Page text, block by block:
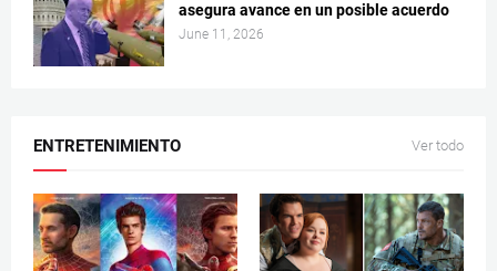
asegura avance en un posible acuerdo
June 11, 2026
ENTRETENIMIENTO Ver todo